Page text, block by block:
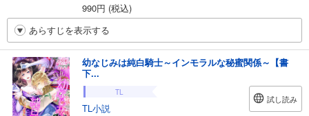
990円 (税込)
あらすじを表示する
幼なじみは純白騎士～インモラルな秘蜜関係～【書
下...
TL
TL小説
試し読み